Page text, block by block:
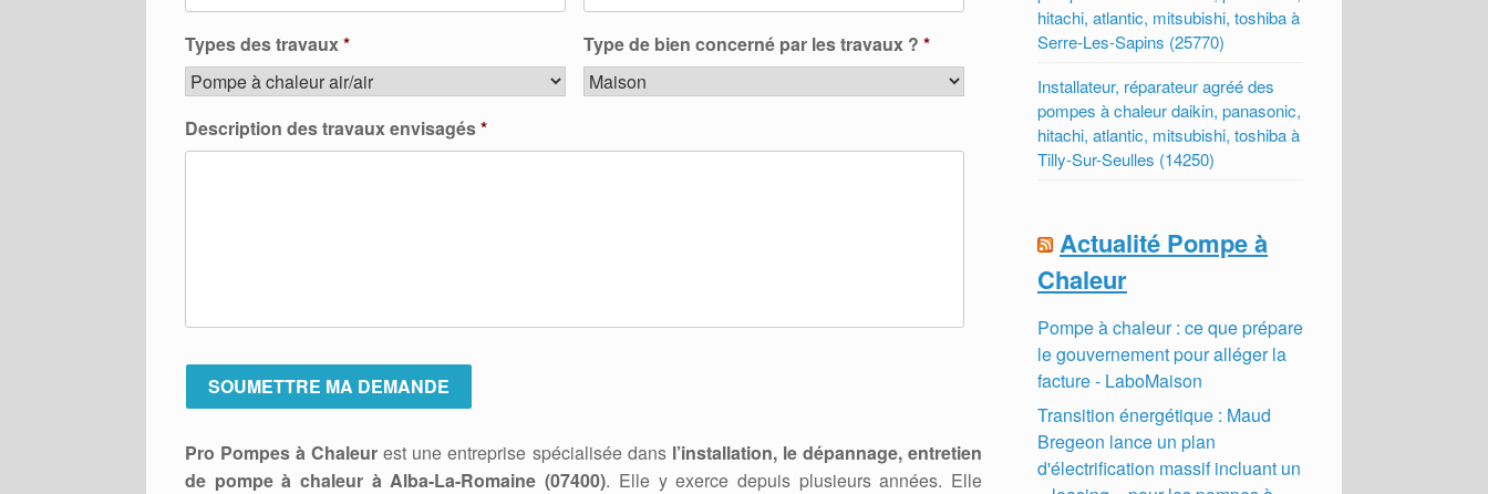
Types des travaux* Type de bien concerné par les travaux ? *
Description des travaux envisagés*
Pro Pompes à Chaleur est une entreprise spécialisée dans l’installation, le dépannage, entretien
de pompe à chaleur à Alba-La-Romaine (07400). Elle y exerce depuis plusieurs années. Elle
hitachi, atlantic, mitsubishi, toshiba à
Serre-Les-Sapins (25770)
Installateur, réparateur agréé des
pompes à chaleur daikin, panasonic,
hitachi, atlantic, mitsubishi, toshiba à
Tilly-Sur-Seulles (14250)
Actualité Pompe à
Chaleur
Pompe à chaleur : ce que prépare
le gouvernement pour alléger la
facture - LaboMaison
Transition énergétique : Maud
Bregeon lance un plan
d'électrification massif incluant un